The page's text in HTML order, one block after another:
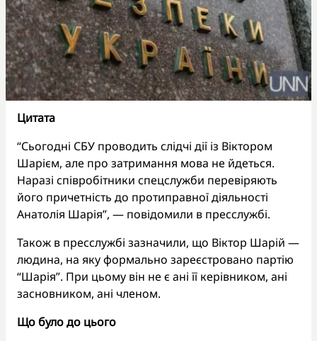
Цитата
“Сьогодні СБУ проводить слідчі дії із Віктором
Шарієм, але про затримання мова не йдеться.
Наразі співробітники спецслужби перевіряють
його причетність до протиправної діяльності
Анатолія Шарія”, — повідомили в пресслужбі.
Також в пресслужбі зазначили, що Віктор Шарій —
людина, на яку формально зареєстровано партію
“Шарія”. При цьому він не є ані її керівником, ані
засновником, ані членом.
Що було до цього